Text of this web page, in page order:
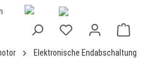
Elektronische Endabschaltung